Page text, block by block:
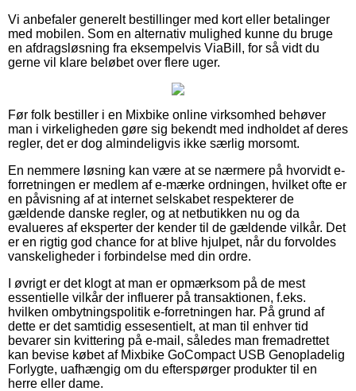
Vi anbefaler generelt bestillinger med kort eller betalinger
med mobilen. Som en alternativ mulighed kunne du bruge
en afdragsløsning fra eksempelvis ViaBill, for så vidt du
gerne vil klare beløbet over flere uger.
Før folk bestiller i en Mixbike online virksomhed behøver
man i virkeligheden gøre sig bekendt med indholdet af deres
regler, det er dog almindeligvis ikke særlig morsomt.
En nemmere løsning kan være at se nærmere på hvorvidt e-
forretningen er medlem af e-mærke ordningen, hvilket ofte er
en påvisning af at internet selskabet respekterer de
gældende danske regler, og at netbutikken nu og da
evalueres af eksperter der kender til de gældende vilkår. Det
er en rigtig god chance for at blive hjulpet, når du forvoldes
vanskeligheder i forbindelse med din ordre.
I øvrigt er det klogt at man er opmærksom på de mest
essentielle vilkår der influerer på transaktionen, f.eks.
hvilken ombytningspolitik e-forretningen har. På grund af
dette er det samtidig essesentielt, at man til enhver tid
bevarer sin kvittering på e-mail, således man fremadrettet
kan bevise købet af Mixbike GoCompact USB Genopladelig
Forlygte, uafhængig om du efterspørger produkter til en
herre eller dame.